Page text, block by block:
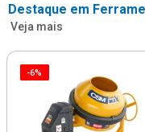
Destaque em
Veja mais
-6%